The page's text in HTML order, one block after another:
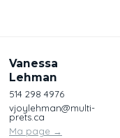
Vanessa
Lehman
514 298 4976
vjoylehman@multi-
prets.ca
Ma page →